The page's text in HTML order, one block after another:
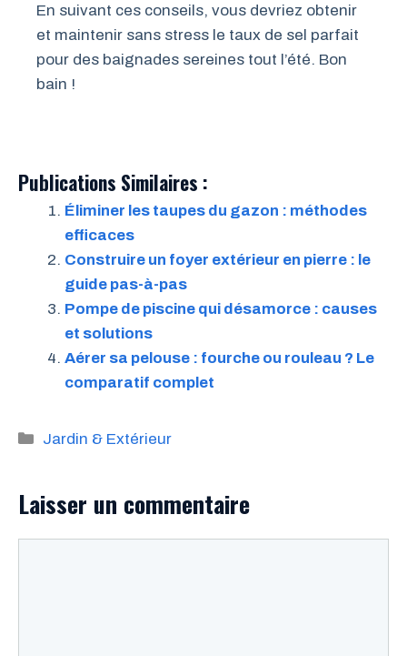
En suivant ces conseils, vous devriez obtenir
et maintenir sans stress le taux de sel parfait
pour des baignades sereines tout l’été. Bon
bain !
Publications Similaires :
Éliminer les taupes du gazon : méthodes
efficaces
Construire un foyer extérieur en pierre : le
guide pas-à-pas
Pompe de piscine qui désamorce : causes
et solutions
Aérer sa pelouse : fourche ou rouleau ? Le
comparatif complet
Catégories
Jardin & Extérieur
Laisser un commentaire